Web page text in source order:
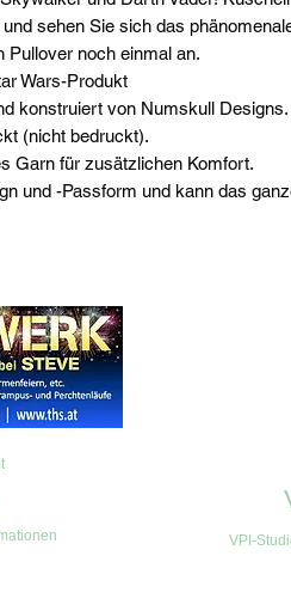
sehen Sie sich das
Pullover noch einmal an.
Wars-Produkt
konstruiert von Numskull Designs.
(nicht bedruckt).
Garn für zusätzlichen Komfort.
und -Passform und kann das
VPI-